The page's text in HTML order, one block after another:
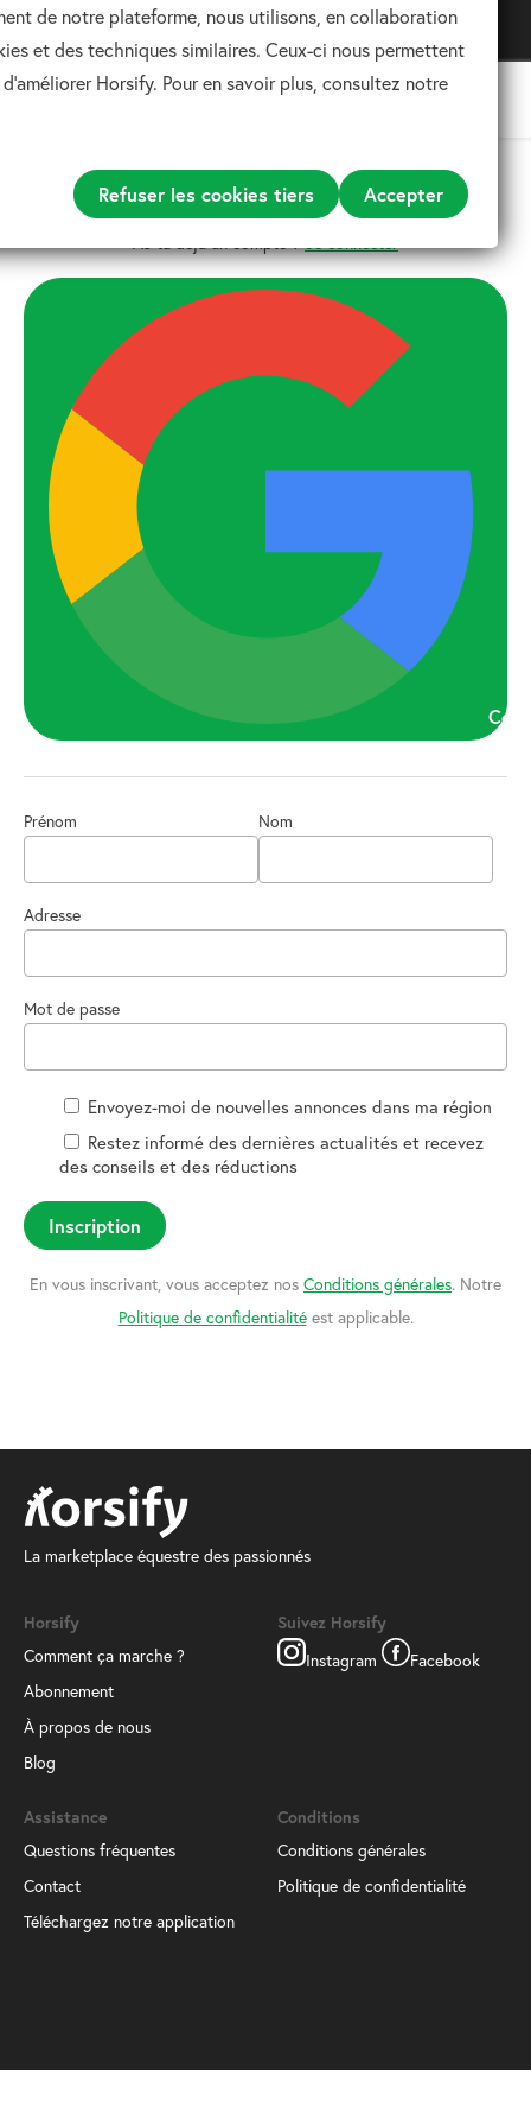
Téléchargez notre application
Pour une expérience optimale
S'inscrire sur Horsify
As-tu déjà un compte ?Se connecter
Prénom Nom
Adresse
Mot de passe
Envoyez-moi de nouvelles annonces dans ma région
Envoyez-moi de nouveaux demi-pension chevaux
Envoyez-moi de nouveaux amateurs de chevaux
Envoyez-moi de nouvelles offres d'emploi
Envoyez-moi de nouvelles offres de pension
chevaux
Restez informé des dernières actualités et recevez
des conseils et des réductions
Inscription
En vous inscrivant, vous acceptez nos Conditions générales. Notre
Politique de confidentialitéest applicable.
La marketplace équestre des passionnés
Horsify
Comment ça marche ?
Abonnement
À propos de nous
Blog
Suivez Horsify
Instagram
Facebook
Assistance
Questions fréquentes
Contact
Téléchargez notre application
Conditions
Conditions générales
Politique de confidentialité
de notre plateforme, nous utilisons, en collaboration
et des techniques similaires. Ceux-ci nous permettent
Horsify. Pour en savoir plus, consultez notre
Refuser les cookies tiers Accepter